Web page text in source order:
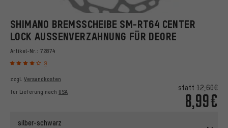
SHIMANO BREMSSCHEIBE SM-RT64 CENTER
LOCK AUSSENVERZAHNUNG FÜR DEORE
Artikel-Nr.: 72874
9
statt 12,60€
8,99€
zzgl. Versandkosten
für Lieferung nach USA
silber-schwarz